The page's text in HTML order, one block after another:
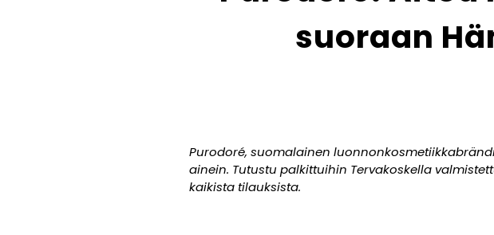
suoraan
Purodoré, suomalainen
ainein. Tutustu palkittuihin Tervakoskella
kaikista tilauksista.